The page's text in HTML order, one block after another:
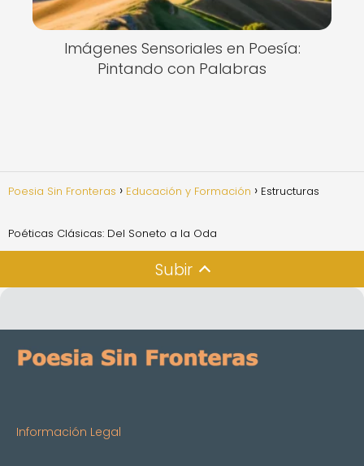
Imágenes Sensoriales en Poesía:
Pintando con Palabras
Poesia Sin Fronteras Educación y Formación Estructuras
Poéticas Clásicas: Del Soneto a la Oda
Subir
Información Legal